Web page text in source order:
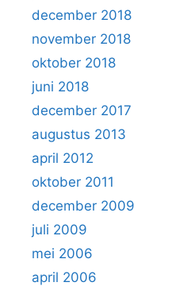
december 2018
november 2018
oktober 2018
juni 2018
december 2017
augustus 2013
april 2012
oktober 2011
december 2009
juli 2009
mei 2006
april 2006